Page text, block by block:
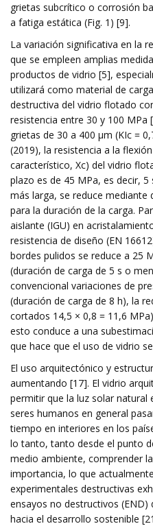
grietas subcrítico o corrosión
a fatiga estática (Fig. 1) [9].
La variación significativa en la
que se empleen amplias
productos de vidrio [5],
utilizará como material de
destructiva del vidrio flotado
resistencia entre 30 y 100 MPa
grietas de 30 a 400 µm (KIc =
(2019), la resistencia a la
característico, Xc) del vidrio
plazo es de 45 MPa, es decir,
más larga, se reduce
para la duración de la carga.
aislante (IGU) en
resistencia de diseño (EN
bordes pulidos se reduce a 25
(duración de carga de 5 s o
convencional variaciones de
(duración de carga de 8 h), la
cortados 14,5 × 0,8 = 11,6
esto conduce a una
que hace que el uso de vidrio
El uso arquitectónico y
aumentando [17]. El vidrio
permitir que la luz solar natural
seres humanos en general
tiempo en interiores en los
lo tanto, tanto desde el punto
medio ambiente, comprender
importancia, lo que
experimentales destructivas
ensayos no destructivos
hacia el desarrollo sostenible